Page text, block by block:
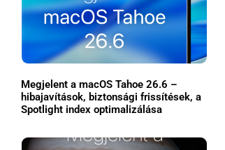
Megjelent a macOS Tahoe 26.6 –
hibajavítások, biztonsági frissítések, a
Spotlight index optimalizálása
Főoldal